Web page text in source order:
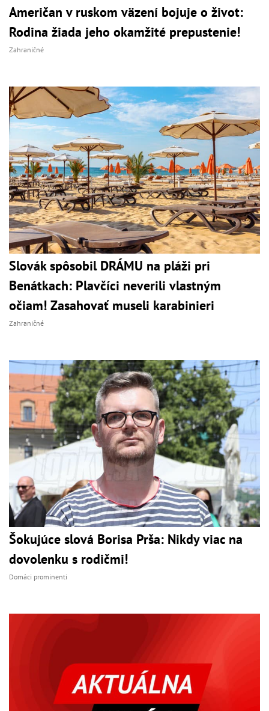
Američan v ruskom väzení bojuje o život:
Rodina žiada jeho okamžité prepustenie!
Zahraničné
Slovák spôsobil DRÁMU na pláži pri
Benátkach: Plavčíci neverili vlastným
očiam! Zasahovať museli karabinieri
Zahraničné
Šokujúce slová Borisa Prša: Nikdy viac na
dovolenku s rodičmi!
Domáci prominenti